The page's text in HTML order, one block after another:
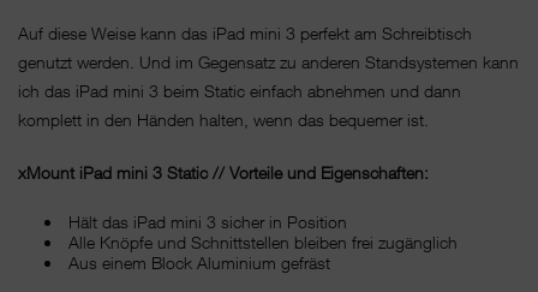
Auf diese Weise kann das iPad mini 3 perfekt am Schreibtisch
genutzt werden. Und im Gegensatz zu anderen Standsystemen kann
ich das iPad mini 3 beim Static einfach abnehmen und dann
komplett in den Händen halten, wenn das bequemer ist.
xMount iPad mini 3 Static // Vorteile und Eigenschaften:
Hält das iPad mini 3 sicher in Position
Alle Knöpfe und Schnittstellen bleiben frei zugänglich
Aus einem Block Aluminium gefräst